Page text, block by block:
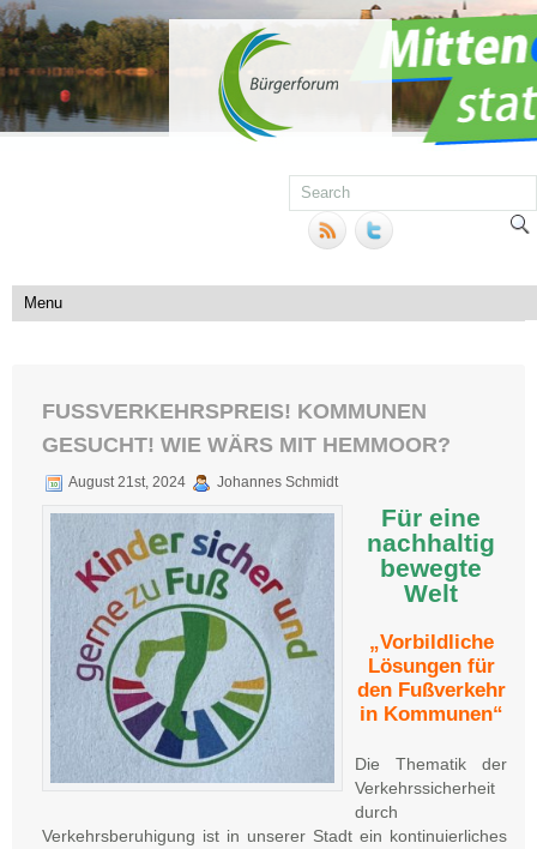
FUSSVERKEHRSPREIS! KOMMUNEN G
ESUCHT! WIE WÄRS MIT HEMMOOR?
August 21st, 2024 Johannes Schmidt
Für eine
nachhaltig
bewegte
Welt
„Vorbildliche
Lösungen für
den Fußverkehr
in Kommunen“
Die Thematik der
Verkehrssicherheit
durch
Verkehrsberuhigung ist in unserer Stadt ein kontinuierliches